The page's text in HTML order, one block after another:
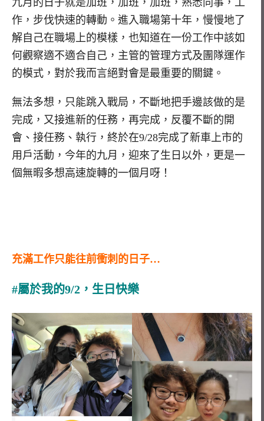
作，步伐快速的轉動。進入職場第十年，慢慢地了
解自己在職場上的模樣，也知道在一份工作中該如
何觀察適不適合自己，主管的管理方式及團隊運作
的模式，對於我而言絕對會是最重要的關鍵。
無法多想，只能跳入戰局，不斷地把手邊該做的是
完成，又接進新的任務，再完成，反覆不斷的開
會、接任務、執行，終於在9/28完成了新車上市的
用戶活動，今年的九月，迎來了生日以外，更是一
個無暇多想高速旋轉的一個月呀！
充滿工作只能往前衝刺的日子…
#屬於我的9/2，生日快樂